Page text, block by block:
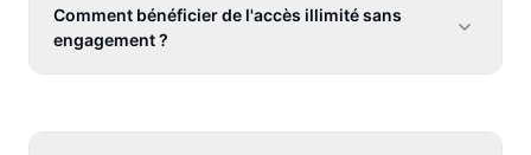
Comment bénéficier de l'accès illimité sans
engagement ?